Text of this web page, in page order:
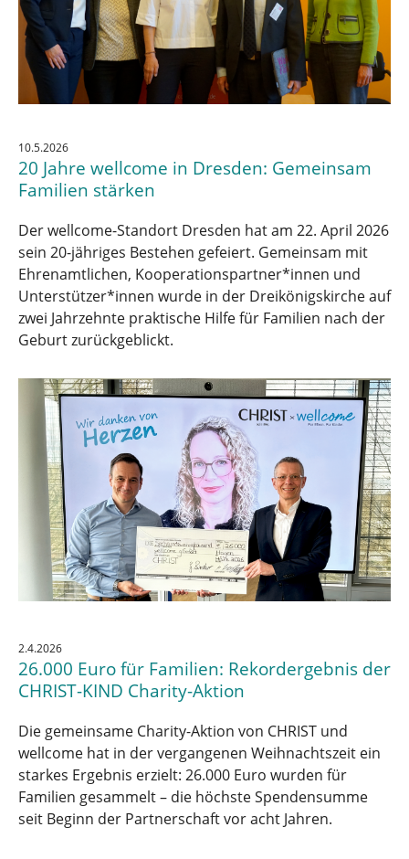
10.5.2026
20 Jahre wellcome in Dresden: Gemeinsam
Familien stärken
Der wellcome-Standort Dresden hat am 22. April 2026
sein 20-jähriges Bestehen gefeiert. Gemeinsam mit
Ehrenamtlichen, Kooperationspartner*innen und
Unterstützer*innen wurde in der Dreikönigskirche auf
zwei Jahrzehnte praktische Hilfe für Familien nach der
Geburt zurückgeblickt.
2.4.2026
26.000 Euro für Familien: Rekordergebnis der
CHRIST-KIND Charity-Aktion
Die gemeinsame Charity-Aktion von CHRIST und
wellcome hat in der vergangenen Weihnachtszeit ein
starkes Ergebnis erzielt: 26.000 Euro wurden für
Familien gesammelt – die höchste Spendensumme
seit Beginn der Partnerschaft vor acht Jahren.